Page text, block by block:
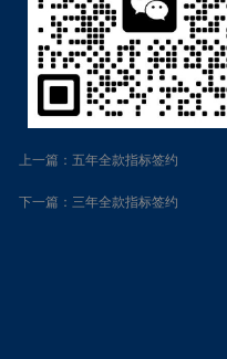
上一篇：五年全款指标签约
下一篇：三年全款指标签约